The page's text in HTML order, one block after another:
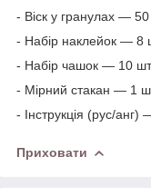
- Віск у гранулах — 50
- Набір наклейок — 8
- Набір чашок — 10
- Мірний стакан — 1
- Інструкція (рус/анг)
Приховати